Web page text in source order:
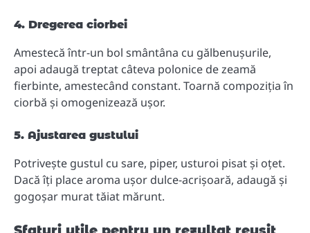
4. Dregerea ciorbei
Amestecă într-un bol smântâna cu gălbenușurile,
apoi adaugă treptat câteva polonice de zeamă
fierbinte, amestecând constant. Toarnă compoziția în
ciorbă și omogenizează ușor.
5. Ajustarea gustului
Potrivește gustul cu sare, piper, usturoi pisat și oțet.
Dacă îți place aroma ușor dulce-acrișoară, adaugă și
gogoșar murat tăiat mărunt.